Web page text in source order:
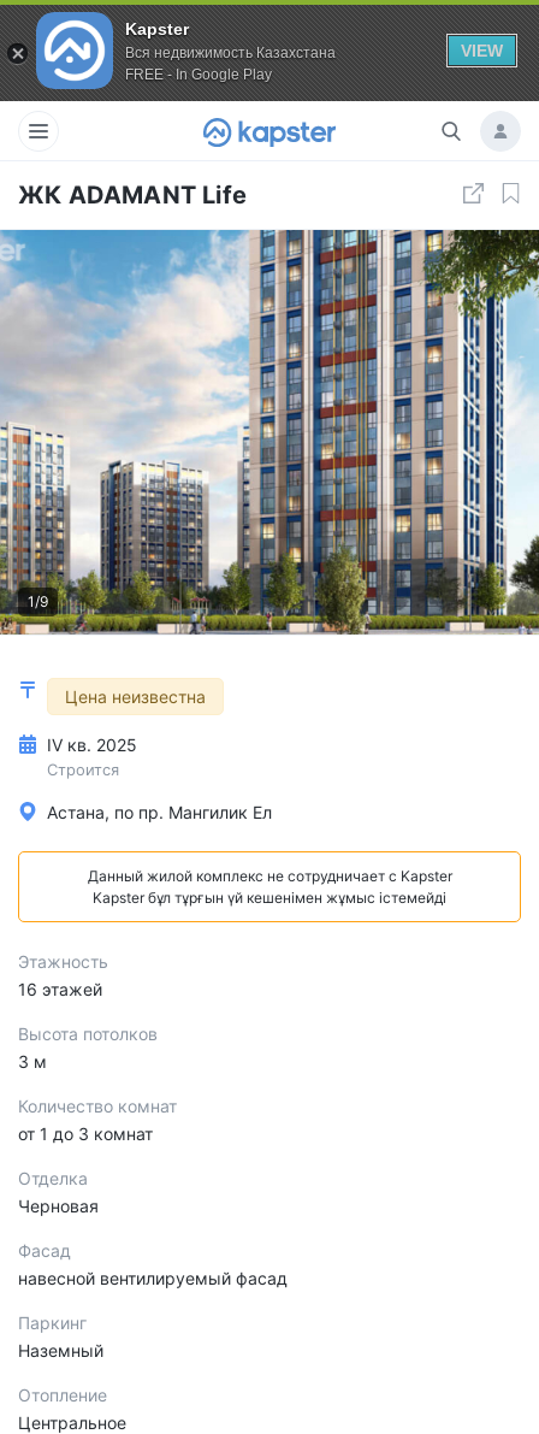
Kapster
Вся недвижимость Казахстана
FREE - In Google Play
VIEW
ЖК ADAMANT Life
1/9
Цена неизвестна
IV кв. 2025
Строится
Астана, по пр. Мангилик Ел
Данный жилой комплекс не сотрудничает с Kapster
Kapster бұл тұрғын үй кешенімен жұмыс істемейді
Этажность
16 этажей
Высота потолков
3 м
Количество комнат
от 1 до 3 комнат
Отделка
Черновая
Фасад
навесной вентилируемый фасад
Паркинг
Наземный
Отопление
Центральное